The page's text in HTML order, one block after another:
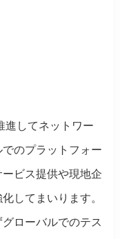
進してネットワー
のプラットフォー
ビス提供や現地企
してまいります。
ローバルでのテス